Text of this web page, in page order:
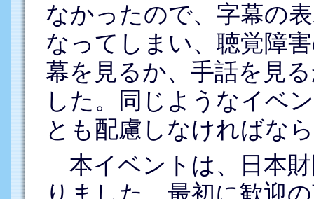
なかったので、字幕の
なってしまい、聴覚障
幕を見るか、手話を見
した。同じようなイベ
とも配慮しなければな
本イベントは、日本
りました。最初に歓迎